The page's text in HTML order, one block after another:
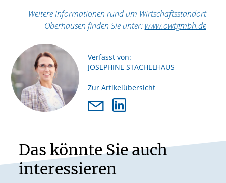
Weitere Informationen rund um Wirtschaftsstandort
Oberhausen finden Sie unter: www.owtgmbh.de
Verfasst von:
JOSEPHINE STACHELHAUS
Zur Artikelübersicht
Das könnte Sie auch
interessieren